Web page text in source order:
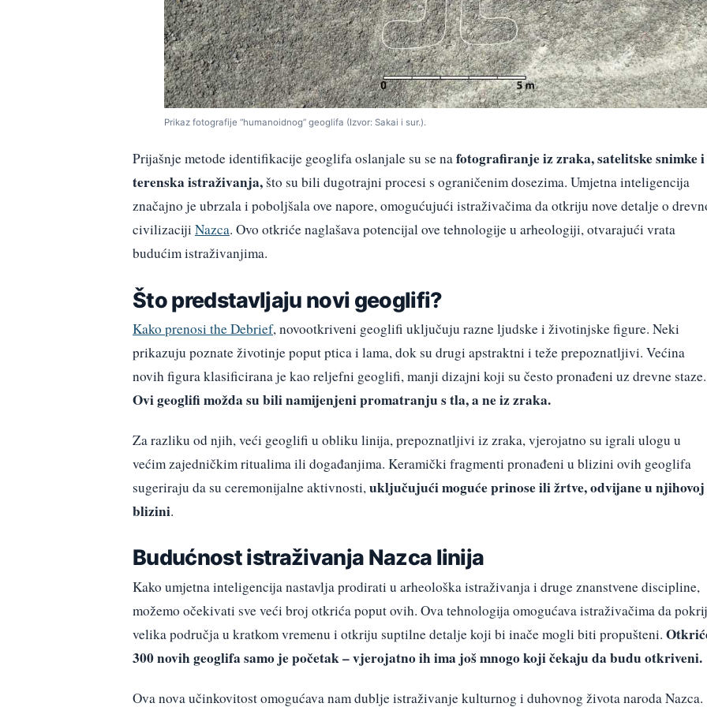
Prikaz fotografije “humanoidnog” geoglifa (Izvor: Sakai i sur.).
Prijašnje metode identifikacije geoglifa oslanjale su se nafotografiranje iz zraka, satelitske snimke i
terenska istraživanja,što su bili dugotrajni procesi s ograničenim dosezima. Umjetna inteligencija
značajno je ubrzala i poboljšala ove napore, omogućujući istraživačima da otkriju nove detalje o
civilizaciji Nazca. Ovo otkriće naglašava potencijal ove tehnologije u arheologiji, otvarajući vrata
budućim istraživanjima.
Što predstavljaju novi geoglifi?
Kako prenosi the Debrief, novootkriveni geoglifi uključuju razne ljudske i životinjske figure. Neki
prikazuju poznate životinje poput ptica i lama, dok su drugi apstraktni i teže prepoznatljivi. Većina
novih figura klasificirana je kao reljefni geoglifi, manji dizajni koji su često pronađeni uz drevne staze.
Ovi geoglifi možda su bili namijenjeni promatranju s tla, a ne iz zraka.
Za razliku od njih, veći geoglifi u obliku linija, prepoznatljivi iz zraka, vjerojatno su igrali ulogu u
većim zajedničkim ritualima ili događanjima. Keramički fragmenti pronađeni u blizini ovih geoglifa
sugeriraju da su ceremonijalne aktivnosti,uključujući moguće prinose ili žrtve, odvijane u njihovoj
blizini.
Budućnost istraživanja Nazca linija
Kako umjetna inteligencija nastavlja prodirati u arheološka istraživanja i druge znanstvene discipline,
možemo očekivati sve veći broj otkrića poput ovih. Ova tehnologija omogućava istraživačima da
velika područja u kratkom vremenu i otkriju suptilne detalje koji bi inače mogli biti propušteni.
300 novih geoglifa samo je početak – vjerojatno ih ima još mnogo koji čekaju da budu otkriveni.
Ova nova učinkovitost omogućava nam dublje istraživanje kulturnog i duhovnog života naroda Nazca.